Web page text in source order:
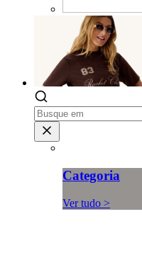
Categoria
Ver tudo >